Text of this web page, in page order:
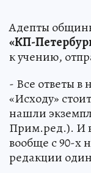
Адепты
«КП-
к учению,
- Все ответы
«Исходу»
нашли
Прим.ред.). И
вообще с 90-х
редакции